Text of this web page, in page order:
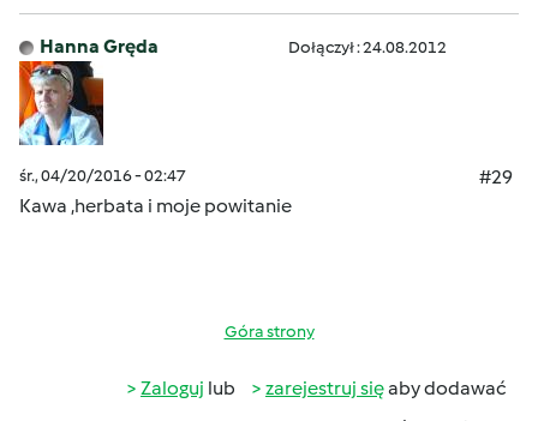
Hanna Gręda Dołączył : 24.08.2012
śr., 04/20/2016 - 02:47
#29
Kawa ,herbata i moje powitanie
Góra strony
Zaloguj lub zarejestruj sięaby dodawać